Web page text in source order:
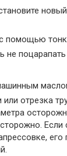
помощью
не
или отрезка
Если
его